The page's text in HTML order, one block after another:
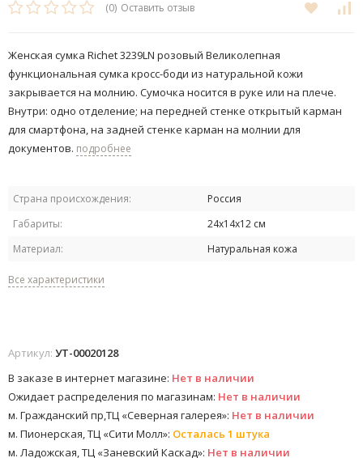
(0) Оставить отзыв
Женская сумка Richet 3239LN розовый Великолепная
функциональная сумка кросс-боди из натуральной кожи
закрывается на молнию. Сумочка носится в руке или на плече.
Внутри: одно отделение; на передней стенке открытый карман
для смартфона, на задней стенке карман на молнии для
документов. подробнее
Страна происхождения:
Россия
Габариты:
24х14х12 см
Материал:
Натуральная кожа
Все характеристики
Артикул: УТ-00020128
В заказе в интернет магазине: Нет в наличии
Ожидает распределения по магазинам: Нет в наличии
м. Гражданский пр,ТЦ «Северная галерея»: Нет в наличии
м. Пионерская, ТЦ «Сити Молл»: Осталась 1 штука
м. Ладожская, ТЦ «Заневский Каскад»: Нет в наличии